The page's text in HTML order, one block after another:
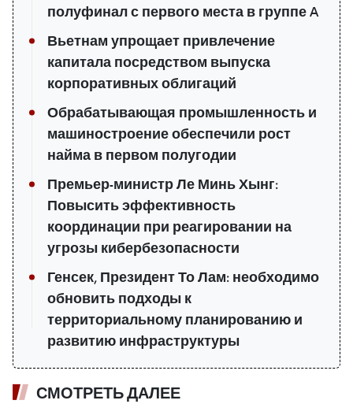
полуфинал с первого места в группе A
Вьетнам упрощает привлечение
капитала посредством выпуска
корпоративных облигаций
Обрабатывающая промышленность и
машиностроение обеспечили рост
найма в первом полугодии
Премьер-министр Ле Минь Хынг:
Повысить эффективность
координации при реагировании на
угрозы кибербезопасности
Генсек, Президент То Лам: необходимо
обновить подходы к
территориальному планированию и
развитию инфраструктуры
СМОТРЕТЬ ДАЛЕЕ